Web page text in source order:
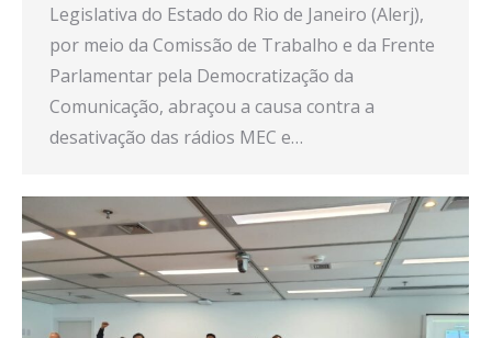
Legislativa do Estado do Rio de Janeiro (Alerj),
por meio da Comissão de Trabalho e da Frente
Parlamentar pela Democratização da
Comunicação, abraçou a causa contra a
desativação das rádios MEC e…